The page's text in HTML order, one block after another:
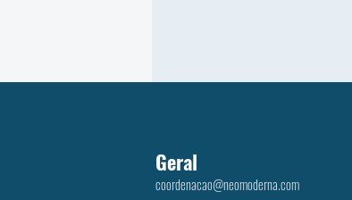
Geral
coordenacao@neomoderna.com